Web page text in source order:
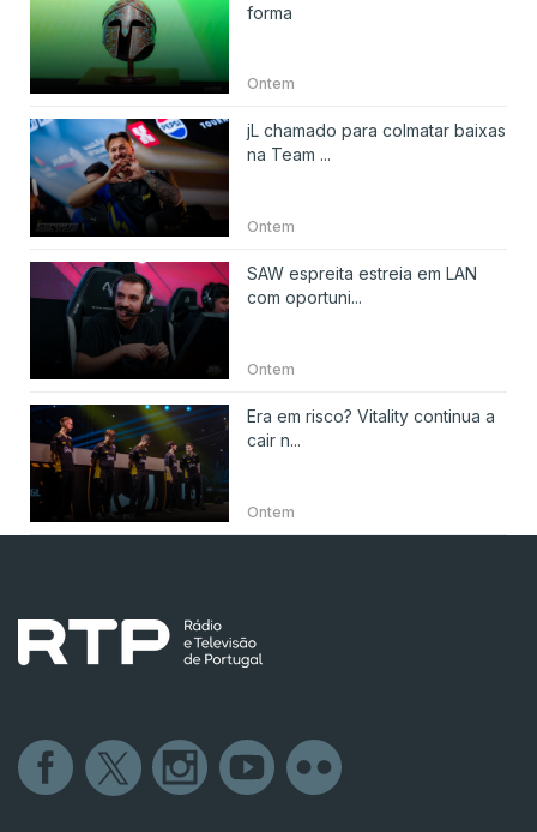
forma
Ontem
jL chamado para colmatar baixas
na Team ...
Ontem
SAW espreita estreia em LAN
com oportuni...
Ontem
Era em risco? Vitality continua a
cair n...
Ontem